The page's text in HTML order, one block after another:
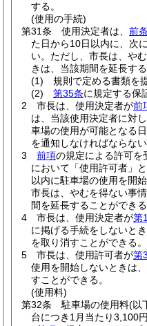
する。
(使用の手続)
第31条
使用決定者は、 前
た日から10日以内に、次
い。 ただし、市長は、や
きは、当該期間を延長す
(1)
規則で定める書類を
(2)
第35条に規定する保
2
市長は、使用決定者が前
は、当該使用決定者に対
車場の使用が可能となる日
を通知しなければならない
3
前項の規定による許可を
において「使用許可者」
以内に駐車場の使用を開
市長は、やむを得ない事
間を延長することができる
4
市長は、使用決定者が第
に掲げる手続をしないとき
を取り消すことができる。
5
市長は、使用許可者が第
使用を開始しないときは、
すことができる。
(使用料)
第32条
駐車場の使用料(以
台につき1月当たり3,100円